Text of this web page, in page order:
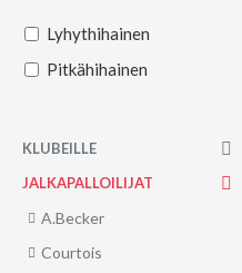
Lyhythihainen
Pitkähihainen
KLUBEILLE
JALKAPALLOILIJAT
A.Becker
Courtois